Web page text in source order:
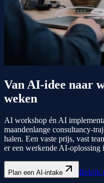
Van AI-idee naar
weken
AI workshop én AI
maandenlange consultancy-
halen. Een vaste prijs, vast
er een werkende AI-
Plan een AI-intake Bekijk